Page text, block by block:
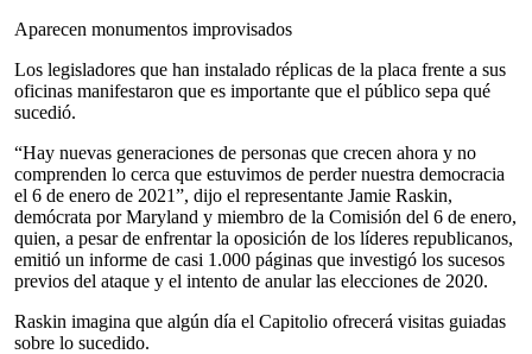
Aparecen monumentos improvisados
Los legisladores que han instalado réplicas de la placa frente a sus
oficinas manifestaron que es importante que el público sepa qué
sucedió.
“Hay nuevas generaciones de personas que crecen ahora y no
comprenden lo cerca que estuvimos de perder nuestra democracia
el 6 de enero de 2021”, dijo el representante Jamie Raskin,
demócrata por Maryland y miembro de la Comisión del 6 de enero,
quien, a pesar de enfrentar la oposición de los líderes republicanos,
emitió un informe de casi 1.000 páginas que investigó los sucesos
previos del ataque y el intento de anular las elecciones de 2020.
Raskin imagina que algún día el Capitolio ofrecerá visitas guiadas
sobre lo sucedido.